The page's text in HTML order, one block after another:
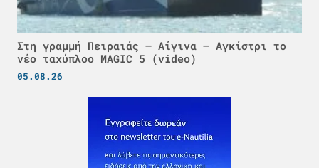
Στη γραμμή Πειραιάς – Αίγινα – Αγκίστρι το
νέο ταχύπλοο MAGIC 5 (video)
05.08.26